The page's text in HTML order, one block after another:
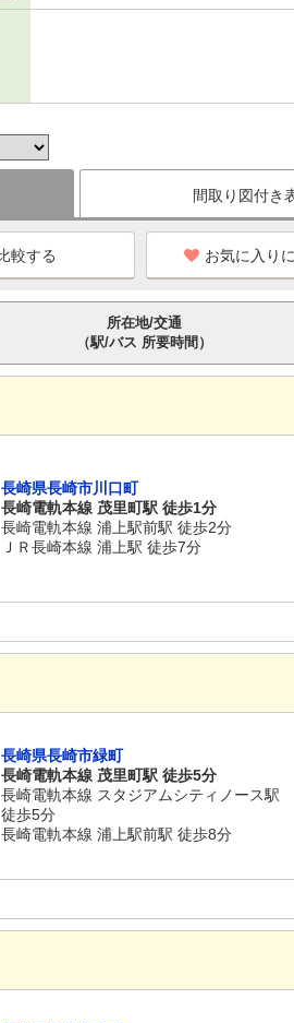
間取り図付き
お気に入り
所在地/交通
（駅/バス 所要時間）
長崎県長崎市川口町
長崎電軌本線 茂里町駅 徒歩1分
長崎電軌本線 浦上駅前駅 徒歩2分
ＪＲ長崎本線 浦上駅 徒歩7分
長崎県長崎市緑町
長崎電軌本線 茂里町駅 徒歩5分
長崎電軌本線 スタジアムシティノース駅
徒歩5分
長崎電軌本線 浦上駅前駅 徒歩8分